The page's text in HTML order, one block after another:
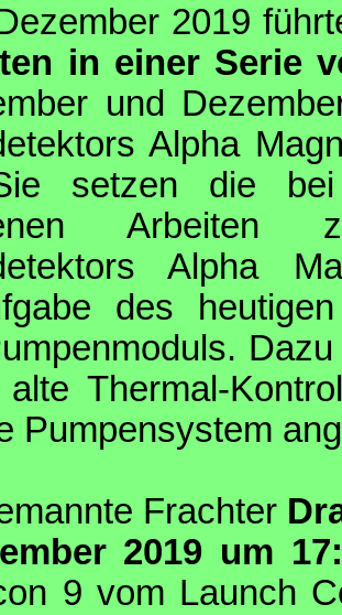
2019
in einer Serie
und
Alpha
setzen die
Arbeiten
Alpha
des
Thermal-
Pumpensystem
Frachter
2019 um
9 vom Launch